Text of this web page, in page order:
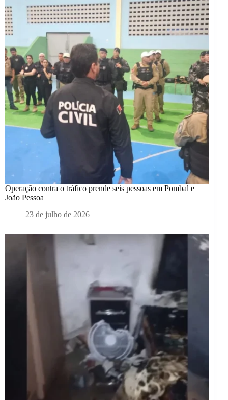
Operação contra o tráfico prende seis pessoas em Pombal e
João Pessoa
23 de julho de 2026